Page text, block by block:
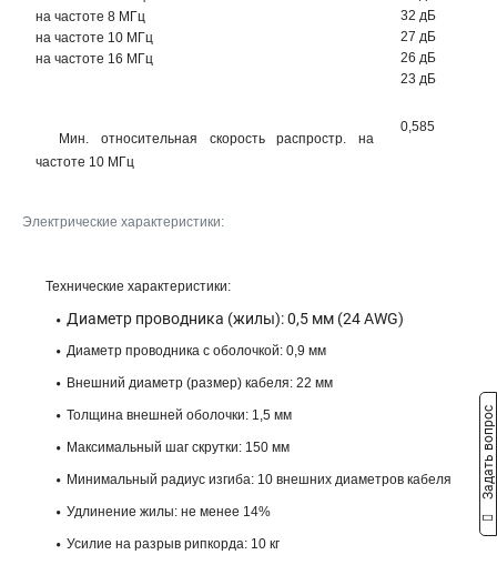
Электрические характеристики:
на частоте 8 МГц
на частоте 10 МГц
на частоте 16 МГц
32 дБ
27 дБ
26 дБ
23 дБ
Мин. относительная скорость распростр. на
частоте 10 МГц
0,585
Технические характеристики:
Диаметр проводника (жилы): 0,5 мм (24 AWG)
Диаметр проводника с оболочкой: 0,9 мм
Внешний диаметр (размер) кабеля: 22 мм
Толщина внешней оболочки: 1,5 мм
Максимальный шаг скрутки: 150 мм
Минимальный радиус изгиба: 10 внешних диаметров кабеля
Удлинение жилы: не менее 14%
Усилие на разрыв рипкорда: 10 кг
Задать вопрос